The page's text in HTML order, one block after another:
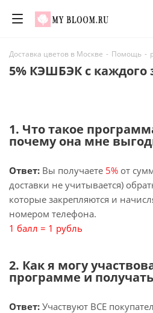
Доставка цветов в Москве - Помощь -
5% КЭШБЭК c каждого
1. Что такое
почему она мне
Ответ: Вы получаете 5% от
доставки не учитывается)
которые закрепляются и
номером телефона.
1 балл = 1 рубль
2. Как я могу
программе и
Ответ: Участвуют ВСЕ